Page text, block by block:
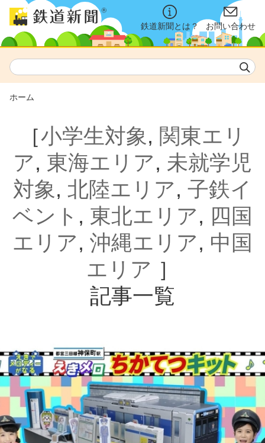
鉄道新聞とは？ お問い合わせ
ホーム
［小学生対象, 関東エリ
ア, 東海エリア, 未就学児
対象, 北陸エリア, 子鉄イ
ベント , 東北エリア, 四国
エリア, 沖縄エリア, 中国
エリア ］
記事一覧